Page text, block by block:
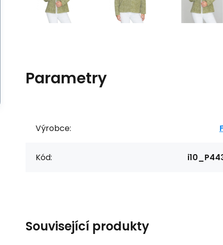
Parametry
Výrobce:
Kód:
Související produkty